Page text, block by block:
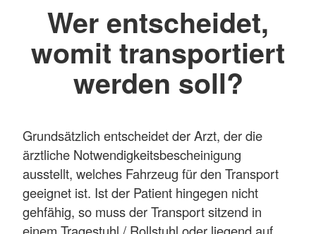
Wer entscheidet,
womit transportiert
werden soll?
Grundsätzlich entscheidet der Arzt, der die
ärztliche Notwendigkeitsbescheinigung
ausstellt, welches Fahrzeug für den Transport
geeignet ist. Ist der Patient hingegen nicht
gehfähig, so muss der Transport sitzend in
einem Tragestuhl / Rollstuhl oder liegend auf